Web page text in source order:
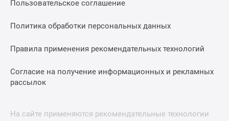
Пользовательское соглашение
Политика обработки персональных данных
Правила применения рекомендательных технологий
Согласие на получение информационных и рекламных
рассылок
На сайте применяются рекомендательные технологии